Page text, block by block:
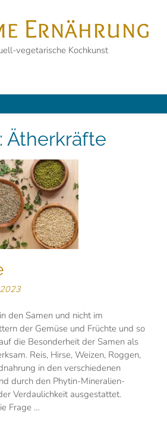
Ernährung
vegetarische Kochkunst
Ätherkräfte
den Samen und nicht im
der Gemüse und Früchte und so
die Besonderheit der Samen als
Reis, Hirse, Weizen, Roggen,
in den verschiedenen
durch den Phytin-Mineralien-
Verdaulichkeit ausgestattet.
Frage …